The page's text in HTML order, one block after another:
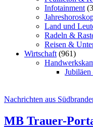
Infotainment
Land und
Radeln &
Reisen &
Wirtschaft (961)
Jubiläen
Nachrichten aus
MB Trauer-